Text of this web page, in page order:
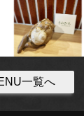
一覧へ